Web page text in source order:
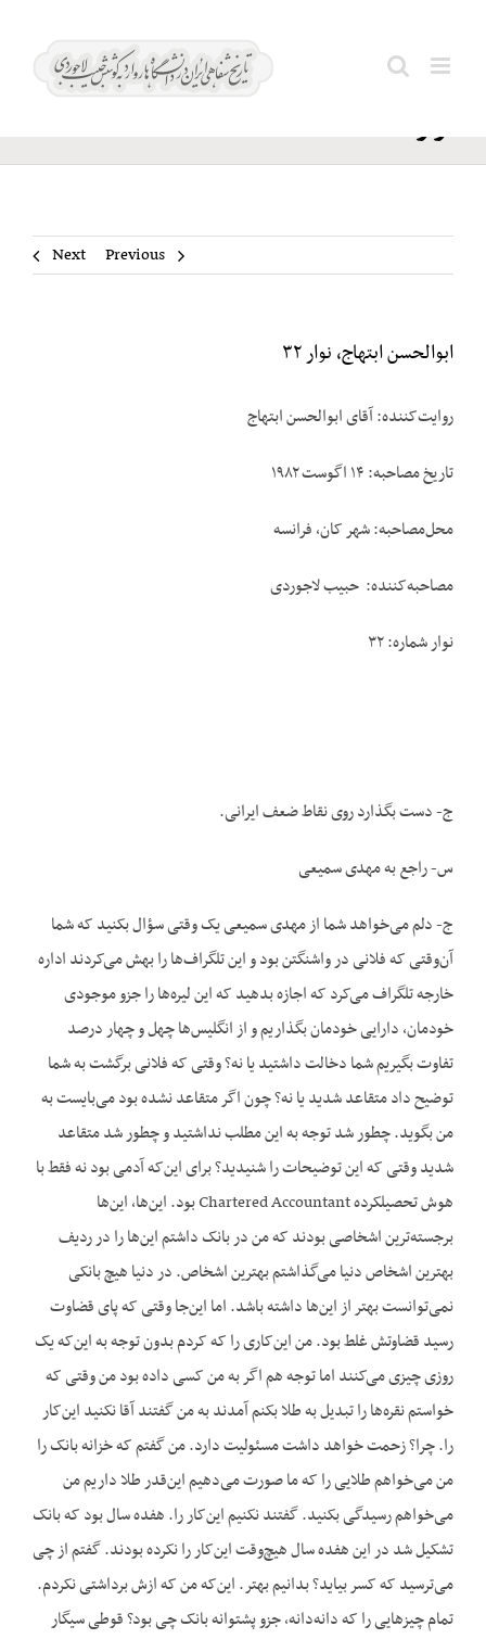
ابتهاج،
نوار ۳۲
Previous
Next
ابوالحسن ابتهاج، نوار ۳۲
روایت‌کننده: آقای ابوالحسن ابتهاج
تاریخ مصاحبه: ۱۴ اگوست ۱۹۸۲
محل‌مصاحبه: شهر کان، فرانسه
مصاحبه‌کننده: حبیب لاجوردی
نوار شماره: ۳۲
ج- دست بگذارد روی نقاط ضعف ایرانی.
س- راجع به مهدی سمیعی
ج- دلم می‌خواهد شما از مهدی سمیعی یک وقتی سؤال بکنید که شما
آن‌وقتی که فلانی در واشنگتن بود و این تلگراف‌ها را بهش می‌کردند اداره
خارجه تلگراف می‌کرد که اجازه بدهید که این لیره‌ها را جزو موجودی
خودمان، دارایی خودمان بگذاریم و از انگلیس‌ها چهل و چهار درصد
تفاوت بگیریم شما دخالت داشتید یا نه؟ وقتی که فلانی برگشت به شما
توضیح داد متقاعد شدید یا نه؟ چون اگر متقاعد نشده بود می‌بایست به
من بگوید. چطور شد توجه به این مطلب نداشتید و چطور شد متقاعد
شدید وقتی که این توضیحات را شنیدید؟ برای این‌که آدمی بود نه فقط با
هوش تحصیلکرده Chartered Accountant بود. این‌ها، این‌ها
برجسته‌ترین اشخاصی بودند که من در بانک داشتم این‌ها را در ردیف
بهترین اشخاص دنیا می‌گذاشتم بهترین اشخاص. در دنیا هیچ بانکی
نمی‌توانست بهتر از این‌ها داشته باشد. اما این‌جا وقتی که پای قضاوت
رسید قضاوتش غلط بود. من این‌کاری را که کردم بدون توجه به این‌که یک
روزی چیزی می‌کنند اما توجه هم اگر به من کسی داده بود من وقتی که
خواستم نقره‌ها را تبدیل به طلا بکنم آمدند به من گفتند آقا نکنید این‌کار
را. چرا؟ زحمت خواهد داشت مسئولیت دارد. من گفتم که خزانه بانک را
من می‌خواهم طلایی را که ما صورت می‌دهیم این‌قدر طلا داریم من
می‌خواهم رسیدگی بکنید. گفتند نکنیم این‌کار را. هفده سال بود که بانک
تشکیل شد در این هفده سال هیچ‌وقت این‌کار را نکرده بودند. گفتم از چی
می‌ترسید که کسر بیاید؟ بدانیم بهتر. این‌که من که ازش برداشتی نکردم.
تمام چیزهایی را که دانه‌دانه، جزو پشتوانه بانک چی بود؟ قوطی سیگار